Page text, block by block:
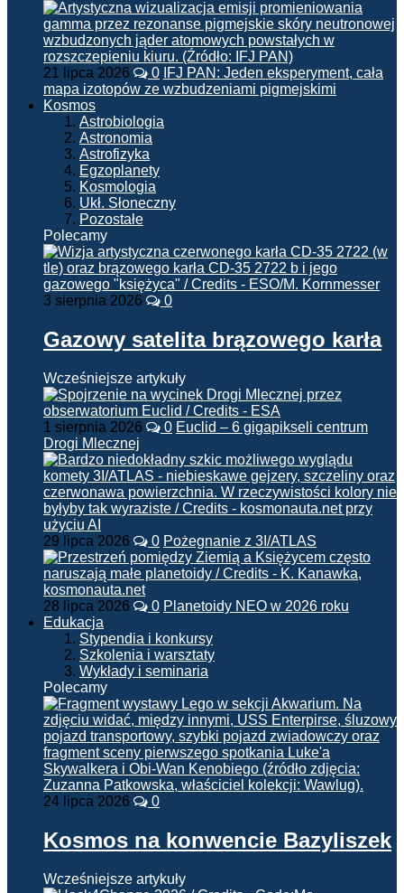
21 lipca 2026 0 IFJ PAN: Jeden eksperyment, cała
mapa izotopów ze wzbudzeniami pigmejskimi
Kosmos
Astrobiologia
Astronomia
Astrofizyka
Egzoplanety
Kosmologia
Ukł. Słoneczny
Pozostałe
Polecamy
3 sierpnia 2026 0
Gazowy satelita brązowego karła
Wcześniejsze artykuły
1 sierpnia 2026 0 Euclid – 6 gigapikseli centrum
Drogi Mlecznej
29 lipca 2026 0 Pożegnanie z 3I/ATLAS
28 lipca 2026 0 Planetoidy NEO w 2026 roku
Edukacja
Stypendia i konkursy
Szkolenia i warsztaty
Wykłady i seminaria
Polecamy
24 lipca 2026 0
Kosmos na konwencie Bazyliszek
Wcześniejsze artykuły